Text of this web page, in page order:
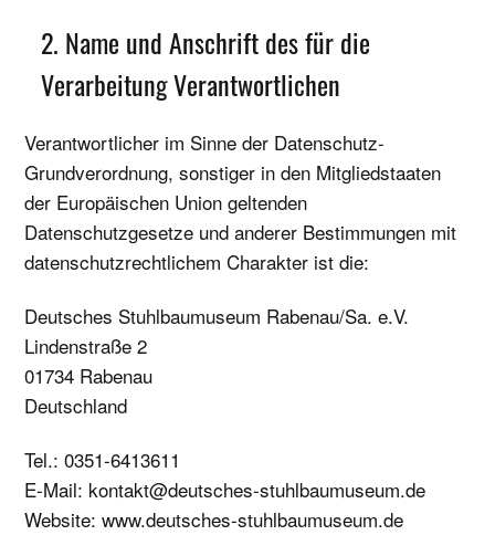
2. Name und Anschrift des für die
Verarbeitung Verantwortlichen
Verantwortlicher im Sinne der Datenschutz-
Grundverordnung, sonstiger in den Mitgliedstaaten
der Europäischen Union geltenden
Datenschutzgesetze und anderer Bestimmungen mit
datenschutzrechtlichem Charakter ist die:
Deutsches Stuhlbaumuseum Rabenau/Sa. e.V.
Lindenstraße 2
01734 Rabenau
Deutschland
Tel.: 0351-6413611
E-Mail: kontakt@deutsches-stuhlbaumuseum.de
Website: www.deutsches-stuhlbaumuseum.de